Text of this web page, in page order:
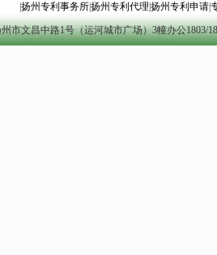
扬州专利事务所|扬州专利代理 扬州专利申请|
市文昌中路1号（运河城市广场）3幢办公1803/